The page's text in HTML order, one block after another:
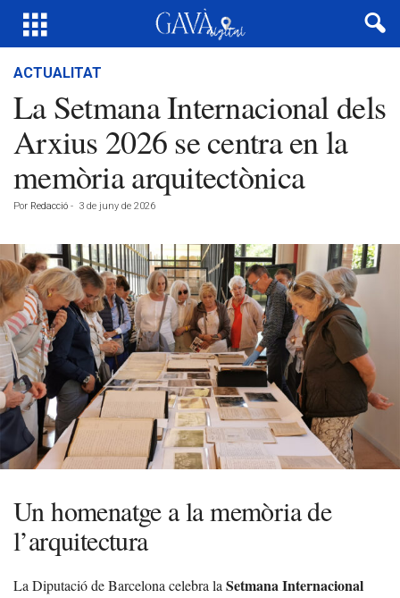
ACTUALITAT
La Setmana Internacional dels
Arxius 2026 se centra en la
memòria arquitectònica
Por Redacció - 3 de juny de 2026
Un homenatge a la memòria de
l’arquitectura
La Diputació de Barcelona celebra la Setmana Internacional